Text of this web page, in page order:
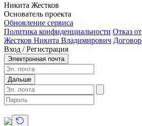
Никита Жестков
Основатель проекта
Обновление сервиса
Политика конфиденциальности Отказ
Жестков Никита Владимирович
Вход / Регистрация
Электронная почта
Дальше